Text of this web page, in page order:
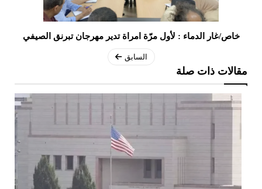
خاص/غار الدماء : لأول مرّة امراة تدير مهرجان تبرنق الصيفي
السابق
مقالات ذات صلة